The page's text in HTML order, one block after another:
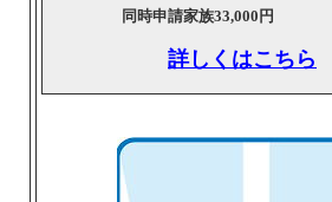
同時申請家族33,000円
詳しくはこちら